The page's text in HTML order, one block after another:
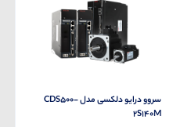
سروو درایو دلکسی مدل CDS500-
2S140M